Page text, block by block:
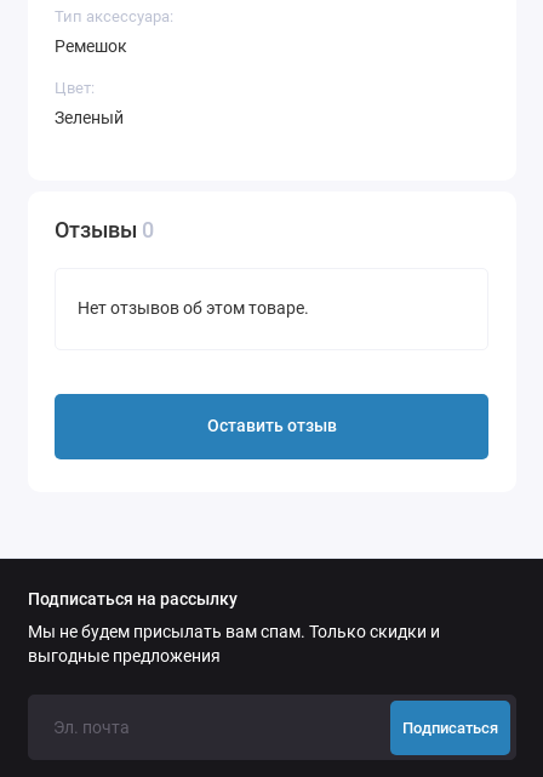
Marlin Twist Purple/White
Marlin Twist Yellow/trans
Характеристики:
Тип аксессуара:
Ремешок
Цвет:
Зеленый
Отзывы 0
Нет отзывов об этом товаре.
Оставить отзыв
Подписаться на рассылку
Мы не будем присылать вам спам. Только скидки и
выгодные предложения
Подписаться